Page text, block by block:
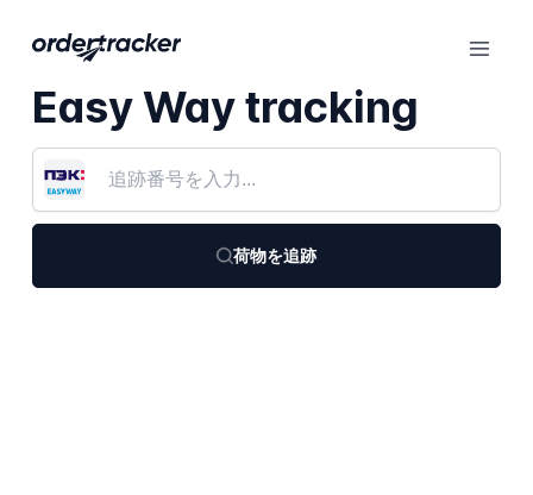
Easy Way tracking
荷物を追跡